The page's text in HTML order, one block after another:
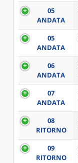
05
ANDATA
05
ANDATA
06
ANDATA
07
ANDATA
08
RITORNO
09
RITORNO